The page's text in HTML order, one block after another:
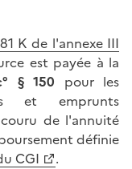
K de l'annexe III
est payée à la
§ 150 pour les
et emprunts
de l'annuité
définie
CGI .